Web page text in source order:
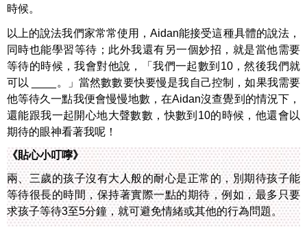
時候。
以上的說法我們家常常使用，Aidan能接受這種具體的說法，
同時也能學習等待；此外我還有另一個妙招，就是當他需要
等待的時候，我會對他說，「我們一起數到10，然後我們就
可以 ____。」當然數數要快要慢是我自己控制，如果我需要
他等待久一點我便會慢慢地數，在Aidan沒查覺到的情況下，
還能跟我一起開心地大聲數數，快數到10的時候，他還會以
期待的眼神看著我呢！
《貼心小叮嚀》
兩、三歲的孩子沒有大人般的耐心是正常的，別期待孩子能
等待很長的時間，保持著實際一點的期待，例如，最多只要
求孩子等待3至5分鐘，就可避免情緒或其他的行為問題。